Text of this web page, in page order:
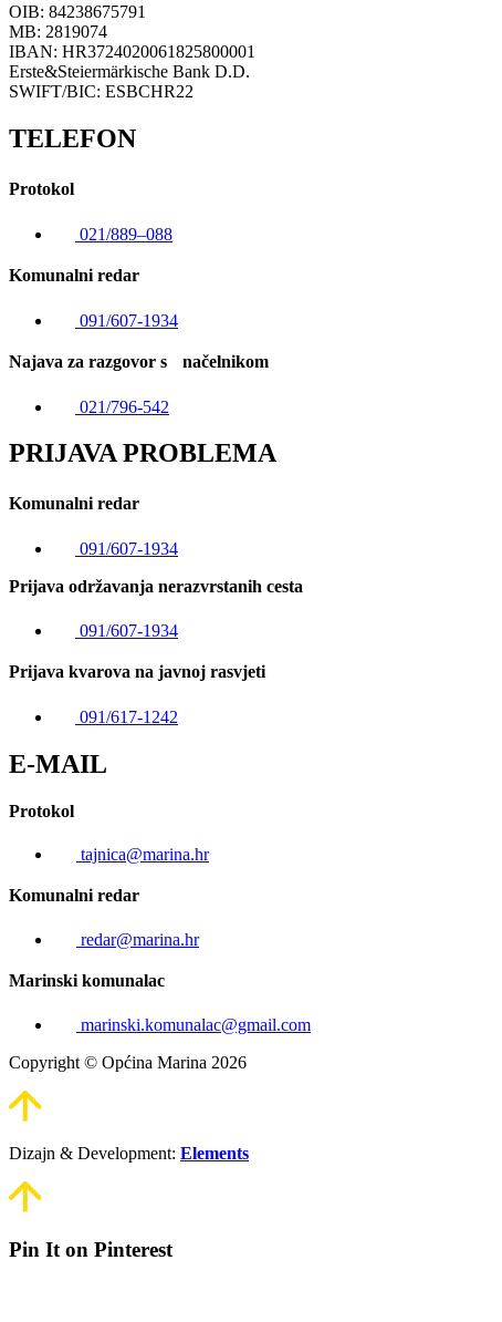
OIB: 84238675791
MB: 2819074
IBAN: HR3724020061825800001
Erste&Steiermärkische Bank D.D.
SWIFT/BIC: ESBCHR22
TELEFON
Protokol
021/889–088
Komunalni redar
091/607-1934
Najava za razgovor s načelnikom
021/796-542
PRIJAVA PROBLEMA
Komunalni redar
091/607-1934
Prijava održavanja nerazvrstanih cesta
091/607-1934
Prijava kvarova na javnoj rasvjeti
091/617-1242
E-MAIL
Protokol
tajnica@marina.hr
Komunalni redar
redar@marina.hr
Marinski komunalac
marinski.komunalac@gmail.com
Copyright © Općina Marina 2026
Dizajn & Development: Elements
Pin It on Pinterest